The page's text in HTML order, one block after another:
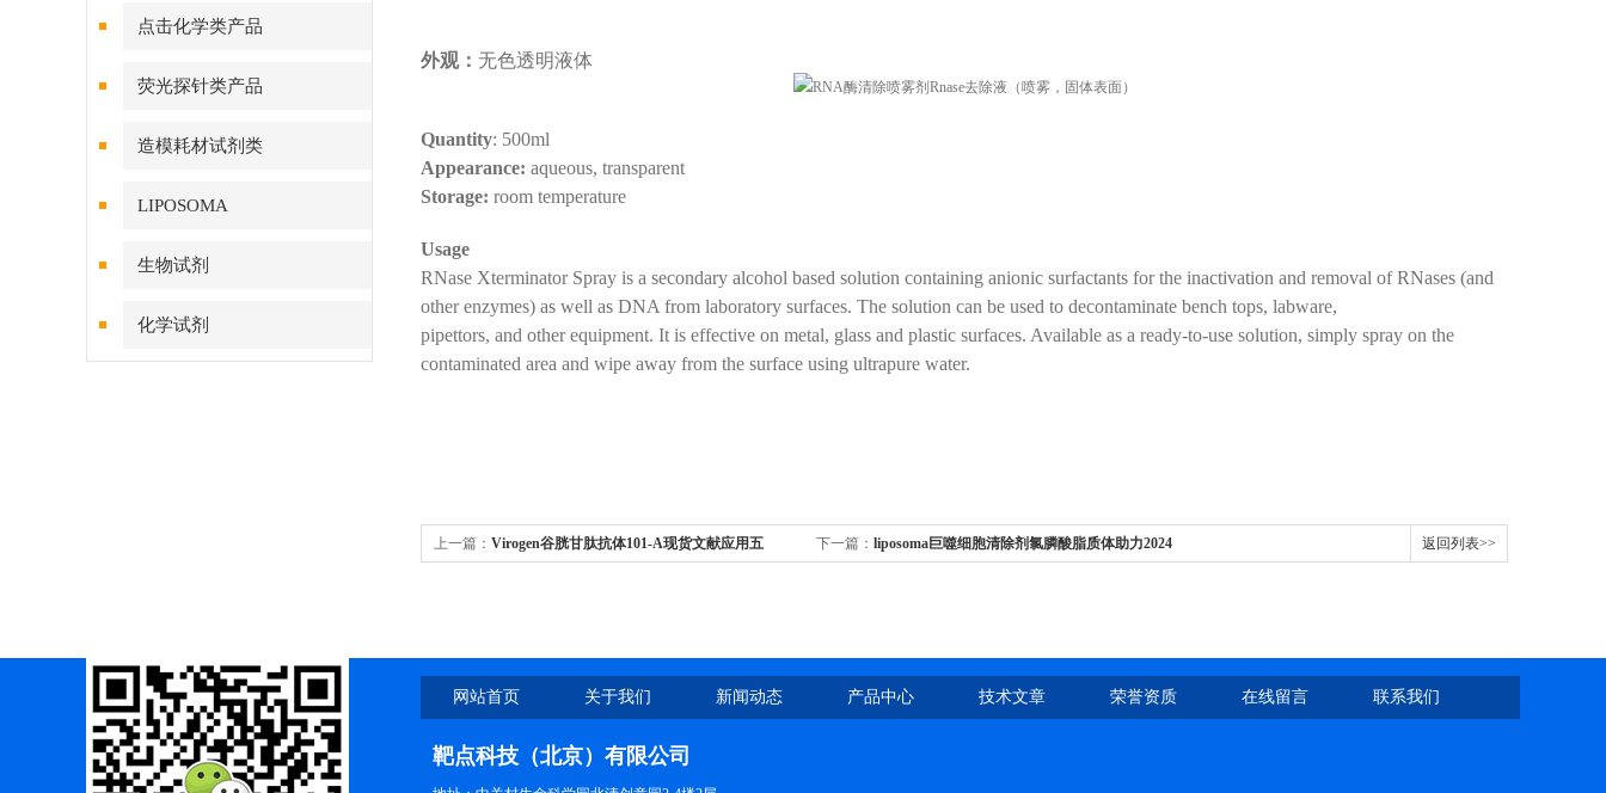
点击化学类产品
荧光探针类产品
造模耗材试剂类
LIPOSOMA
生物试剂
化学试剂
外观： 无色透明液体
Quantity: 500ml
Appearance: aqueous, transparent
Storage: room temperature
Usage
RNase Xterminator Spray is a secondary alcohol based solution containing anionic surfactants for the inactivation and removal of RNases (and
other enzymes) as well as DNA from laboratory surfaces. The solution can be used to decontaminate bench tops, labware,
pipettors, and other equipment. It is effective on metal, glass and plastic surfaces. Available as a ready-to-use solution, simply spray on the
contaminated area and wipe away from the surface using ultrapure water.
上一篇： Virogen谷胱甘肽抗体101-A现货文献应用五 下一篇： liposoma巨噬细胞清除剂氯膦酸脂质体助力2024 返回列表>>
网站首页 关于我们 新闻动态 产品中心 技术文章 荣誉资质 在线留言 联系我们
靶点科技（北京）有限公司